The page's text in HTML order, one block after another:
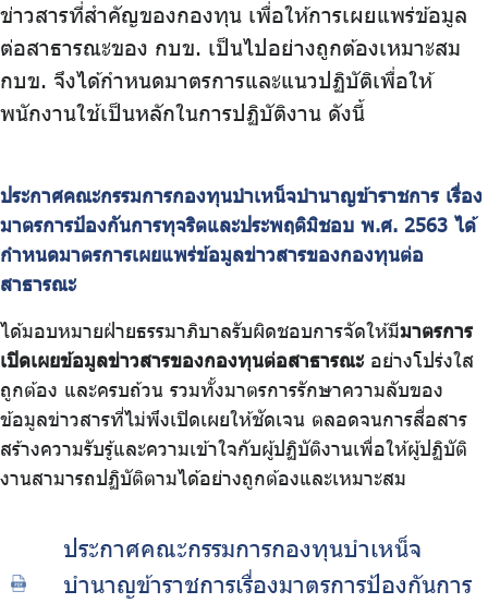
ข่าวสารที่สำคัญของกองทุน เพื่อให้การเผยแพร่ข้อมูล
ต่อสาธารณะของ กบข. เป็นไปอย่างถูกต้องเหมาะสม
กบข. จึงได้กำหนดมาตรการและแนวปฏิบัติเพื่อให้
พนักงานใช้เป็นหลักในการปฏิบัติงาน ดังนี้
ประกาศคณะกรรมการกองทุนบำเหน็จบำนาญข้าราชการ เรื่อง
มาตรการป้องกันการทุจริตและประพฤติมิชอบ พ.ศ. 2563 ได้
กำหนดมาตรการเผยแพร่ข้อมูลข่าวสารของกองทุนต่อ
สาธารณะ
ได้มอบหมายฝ่ายธรรมาภิบาลรับผิดชอบการจัดให้มีมาตรการ
เปิดเผยข้อมูลข่าวสารของกองทุนต่อสาธารณะอย่างโปร่งใส
ถูกต้อง และครบถ้วน รวมทั้งมาตรการรักษาความลับของ
ข้อมูลข่าวสารที่ไม่พึงเปิดเผยให้ชัดเจน ตลอดจนการสื่อสาร
สร้างความรับรู้และความเข้าใจกับผู้ปฏิบัติงานเพื่อให้ผู้ปฏิบัติ
งานสามารถปฏิบัติตามได้อย่างถูกต้องและเหมาะสม
ประกาศคณะกรรมการกองทุนบำเหน็จ
บำนาญข้าราชการเรื่องมาตรการป้องกันการ